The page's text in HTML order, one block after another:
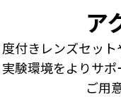
セ
サ
ア
度付きレンズセット
実験環境をよりサ
ご用